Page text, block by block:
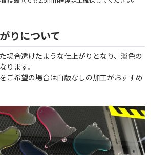
りについて
場合透けたような仕上がりとなり、淡色の
ります。
ご希望の場合は白版なしの加工がおすすめ